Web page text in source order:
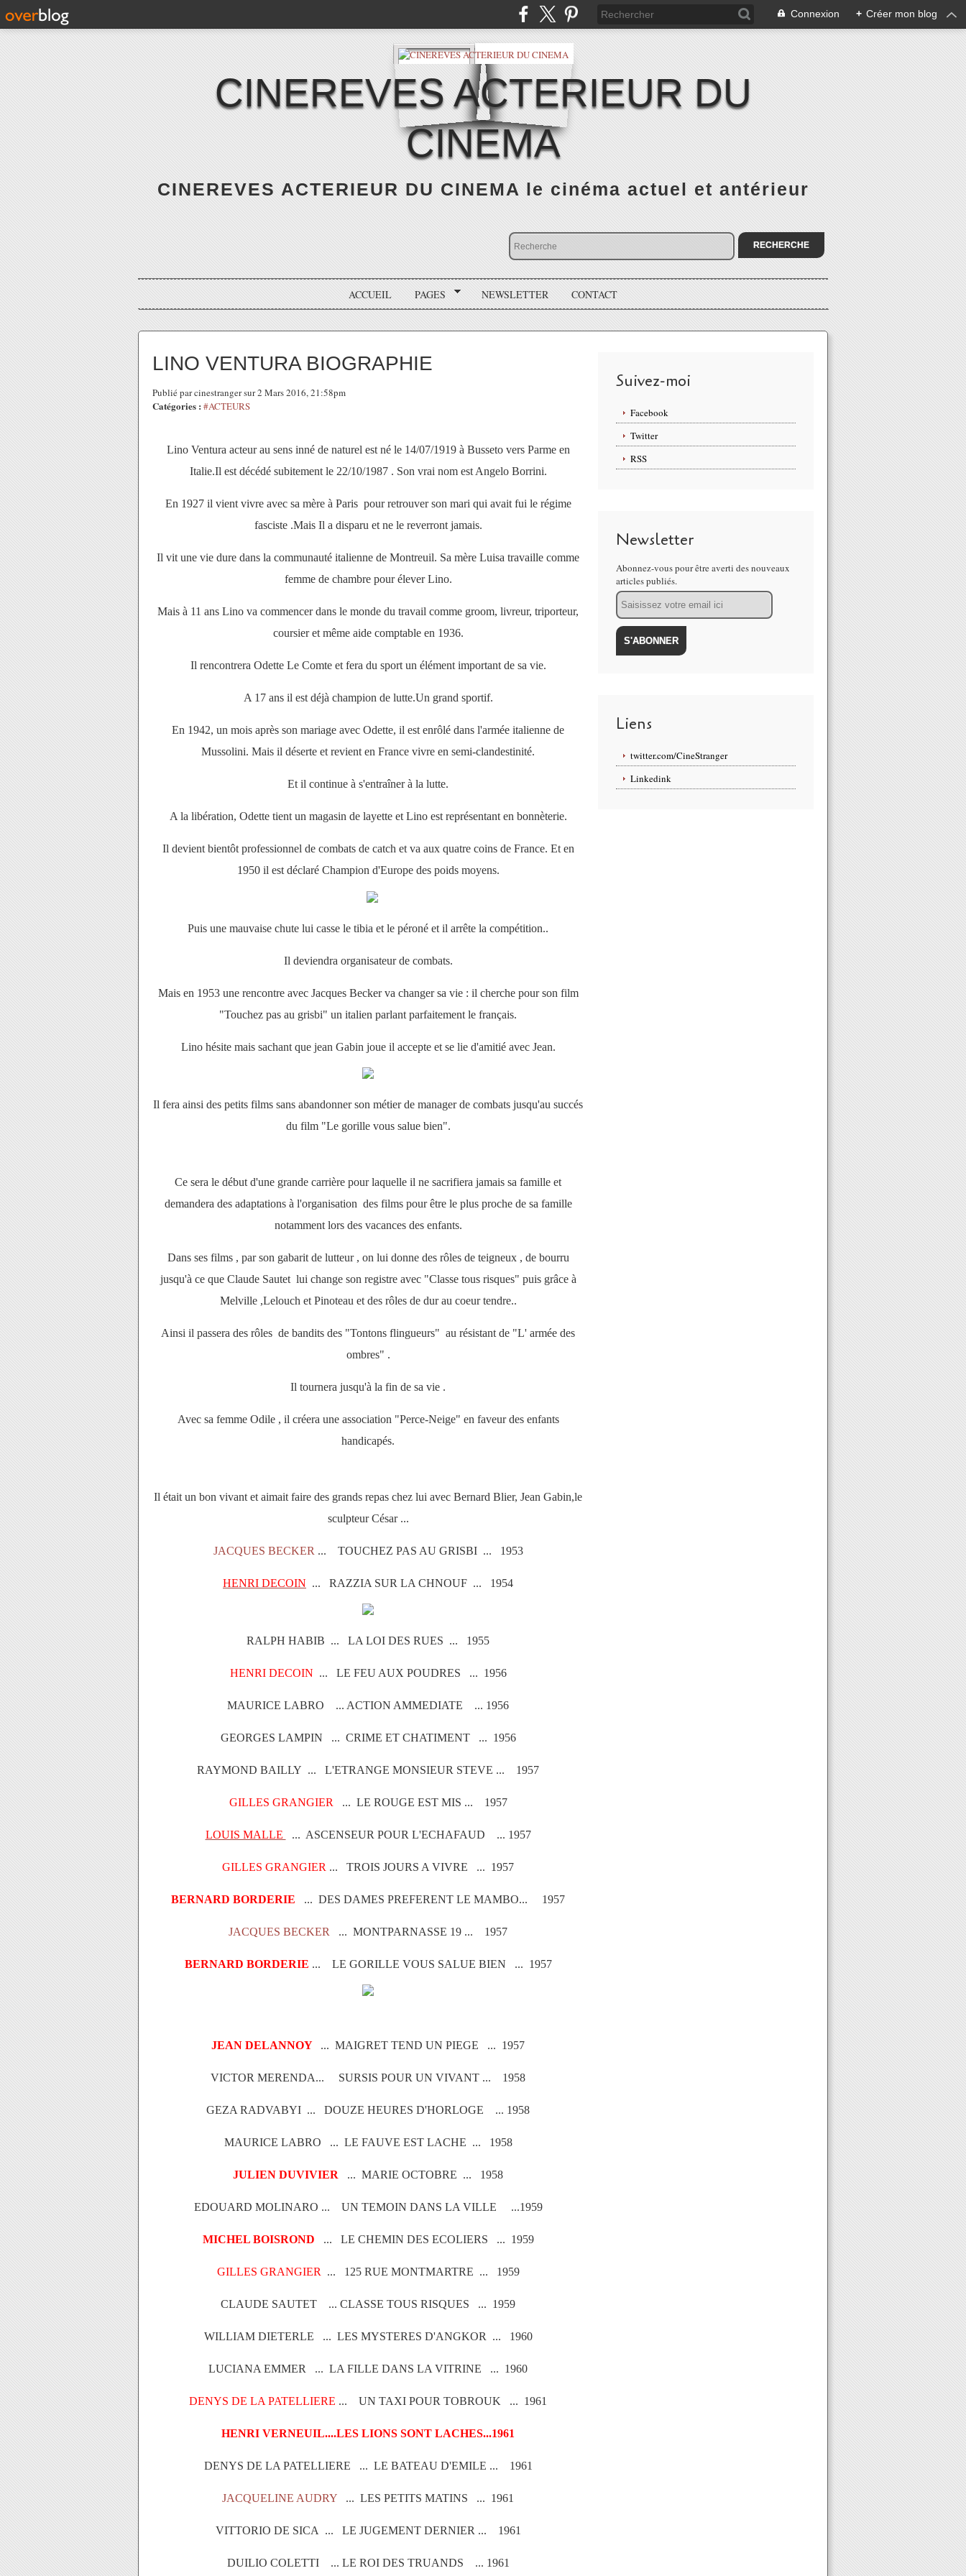
Connexion + Créer mon blog
CINEREVES ACTERIEUR DU
CINEMA
CINEREVES ACTERIEUR DU CINEMA le cinéma actuel et antérieur
ACCUEIL PAGES NEWSLETTER CONTACT
LINO VENTURA BIOGRAPHIE
Publié par cinestranger sur 2 Mars 2016, 21:58pm
Catégories : #ACTEURS
Lino Ventura acteur au sens inné de naturel est né le 14/07/1919 à Busseto vers Parme en
Italie.Il est décédé subitement le 22/10/1987 . Son vrai nom est Angelo Borrini.
En 1927 il vient vivre avec sa mère à Paris pour retrouver son mari qui avait fui le régime
fasciste .Mais Il a disparu et ne le reverront jamais.
Il vit une vie dure dans la communauté italienne de Montreuil. Sa mère Luisa travaille comme
femme de chambre pour élever Lino.
Mais à 11 ans Lino va commencer dans le monde du travail comme groom, livreur, triporteur,
coursier et même aide comptable en 1936.
Il rencontrera Odette Le Comte et fera du sport un élément important de sa vie.
A 17 ans il est déjà champion de lutte.Un grand sportif.
En 1942, un mois après son mariage avec Odette, il est enrôlé dans l'armée italienne de
Mussolini. Mais il déserte et revient en France vivre en semi-clandestinité.
Et il continue à s'entraîner à la lutte.
A la libération, Odette tient un magasin de layette et Lino est représentant en bonnèterie.
Il devient bientôt professionnel de combats de catch et va aux quatre coins de France. Et en
1950 il est déclaré Champion d'Europe des poids moyens.
Puis une mauvaise chute lui casse le tibia et le péroné et il arrête la compétition..
Il deviendra organisateur de combats.
Mais en 1953 une rencontre avec Jacques Becker va changer sa vie : il cherche pour son film
"Touchez pas au grisbi" un italien parlant parfaitement le français.
Lino hésite mais sachant que jean Gabin joue il accepte et se lie d'amitié avec Jean.
Il fera ainsi des petits films sans abandonner son métier de manager de combats jusqu'au succés
du film "Le gorille vous salue bien".
Ce sera le début d'une grande carrière pour laquelle il ne sacrifiera jamais sa famille et
demandera des adaptations à l'organisation des films pour être le plus proche de sa famille
notamment lors des vacances des enfants.
Dans ses films , par son gabarit de lutteur , on lui donne des rôles de teigneux , de bourru
jusqu'à ce que Claude Sautet lui change son registre avec "Classe tous risques" puis grâce à
Melville ,Lelouch et Pinoteau et des rôles de dur au coeur tendre..
Ainsi il passera des rôles de bandits des "Tontons flingueurs" au résistant de "L' armée des
ombres" .
Il tournera jusqu'à la fin de sa vie .
Avec sa femme Odile , il créera une association "Perce-Neige" en faveur des enfants
handicapés.
Il était un bon vivant et aimait faire des grands repas chez lui avec Bernard Blier, Jean Gabin,le
sculpteur César ...
JACQUES BECKER ... TOUCHEZ PAS AU GRISBI ... 1953
HENRI DECOIN ... RAZZIA SUR LA CHNOUF ... 1954
RALPH HABIB ... LA LOI DES RUES ... 1955
HENRI DECOIN ... LE FEU AUX POUDRES ... 1956
MAURICE LABRO ... ACTION AMMEDIATE ... 1956
GEORGES LAMPIN ... CRIME ET CHATIMENT ... 1956
RAYMOND BAILLY ... L'ETRANGE MONSIEUR STEVE ... 1957
GILLES GRANGIER ... LE ROUGE EST MIS ... 1957
LOUIS MALLE ... ASCENSEUR POUR L'ECHAFAUD ... 1957
GILLES GRANGIER ... TROIS JOURS A VIVRE ... 1957
BERNARD BORDERIE ... DES DAMES PREFERENT LE MAMBO... 1957
JACQUES BECKER ... MONTPARNASSE 19 ... 1957
BERNARD BORDERIE ... LE GORILLE VOUS SALUE BIEN ... 1957
JEAN DELANNOY ... MAIGRET TEND UN PIEGE ... 1957
VICTOR MERENDA... SURSIS POUR UN VIVANT ... 1958
GEZA RADVABYI ... DOUZE HEURES D'HORLOGE ... 1958
MAURICE LABRO ... LE FAUVE EST LACHE ... 1958
JULIEN DUVIVIER ... MARIE OCTOBRE ... 1958
EDOUARD MOLINARO ... UN TEMOIN DANS LA VILLE ...1959
MICHEL BOISROND ... LE CHEMIN DES ECOLIERS ... 1959
GILLES GRANGIER ... 125 RUE MONTMARTRE ... 1959
CLAUDE SAUTET ... CLASSE TOUS RISQUES ... 1959
WILLIAM DIETERLE ... LES MYSTERES D'ANGKOR ... 1960
LUCIANA EMMER ... LA FILLE DANS LA VITRINE ... 1960
DENYS DE LA PATELLIERE ... UN TAXI POUR TOBROUK ... 1961
HENRI VERNEUIL....LES LIONS SONT LACHES...1961
DENYS DE LA PATELLIERE ... LE BATEAU D'EMILE ... 1961
JACQUELINE AUDRY ... LES PETITS MATINS ... 1961
VITTORIO DE SICA ... LE JUGEMENT DERNIER ... 1961
DUILIO COLETTI ... LE ROI DES TRUANDS ... 1961
Suivez-moi
Facebook
Twitter
RSS
Newsletter
Abonnez-vous pour être averti des nouveaux
articles publiés.
Email
Liens
twitter.com/CineStranger
Linkedink